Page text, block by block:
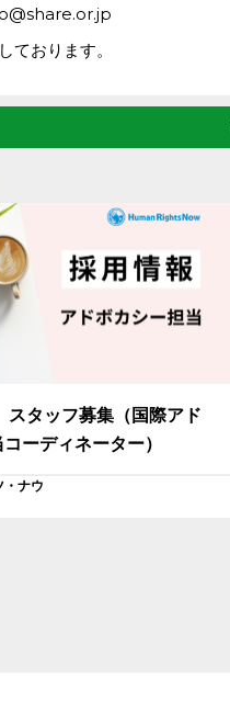
ております。
スタッフ募集（国際アド
ーディネーター）
・ナウ